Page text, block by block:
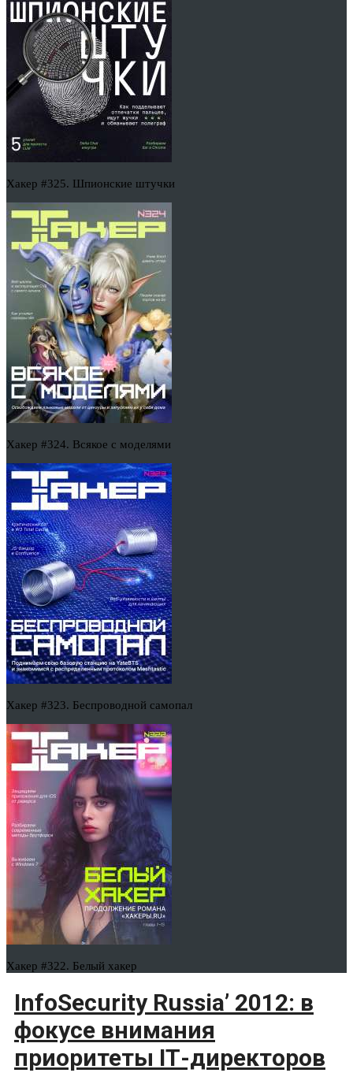
Хакер #325. Шпионские штучки
Хакер #324. Всякое с моделями
Хакер #323. Беспроводной самопал
Хакер #322. Белый хакер
InfoSecurity Russia’ 2012: в
фокусе внимания
приоритеты IТ-директоров